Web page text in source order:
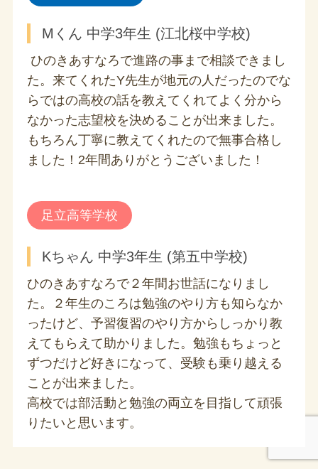
Mくん 中学3年生 (江北桜中学校)
ひのきあすなろで進路の事まで相談できまし
た。来てくれたY先生が地元の人だったのでな
らではの高校の話を教えてくれてよく分から
なかった志望校を決めることが出来ました。
もちろん丁寧に教えてくれたので無事合格し
ました！2年間ありがとうございました！
足立高等学校
Kちゃん 中学3年生 (第五中学校)
ひのきあすなろで２年間お世話になりまし
た。２年生のころは勉強のやり方も知らなか
ったけど、予習復習のやり方からしっかり教
えてもらえて助かりました。勉強もちょっと
ずつだけど好きになって、受験も乗り越える
ことが出来ました。
高校では部活動と勉強の両立を目指して頑張
りたいと思います。